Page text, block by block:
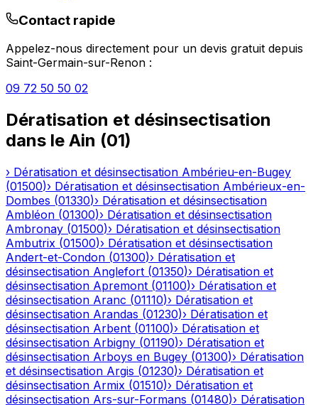
Contact rapide
Appelez-nous directement pour un devis gratuit depuis
Saint-Germain-sur-Renon :
09 72 50 50 02
Dératisation et désinsectisation
dans le Ain (01)
› Dératisation et désinsectisation Ambérieu-en-Bugey
(01500)› Dératisation et désinsectisation Ambérieux-en-
Dombes (01330)› Dératisation et désinsectisation
Ambléon (01300)› Dératisation et désinsectisation
Ambronay (01500)› Dératisation et désinsectisation
Ambutrix (01500)› Dératisation et désinsectisation
Andert-et-Condon (01300)› Dératisation et
désinsectisation Anglefort (01350)› Dératisation et
désinsectisation Apremont (01100)› Dératisation et
désinsectisation Aranc (01110)› Dératisation et
désinsectisation Arandas (01230)› Dératisation et
désinsectisation Arbent (01100)› Dératisation et
désinsectisation Arbigny (01190)› Dératisation et
désinsectisation Arboys en Bugey (01300)› Dératisation
et désinsectisation Argis (01230)› Dératisation et
désinsectisation Armix (01510)› Dératisation et
désinsectisation Ars-sur-Formans (01480)› Dératisation